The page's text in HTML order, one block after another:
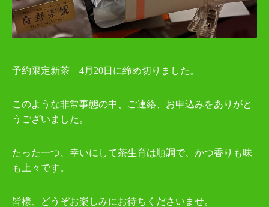
予約限定新茶 4月 20日に締め切りました。
このような非常事態の中、ご連絡、お申込みをありがと
うございました。
たった一つ、幸いにして茶生育は順調で、かつ香りも味
も上々です。
皆様、どうぞお楽しみにお待ちくださいませ。